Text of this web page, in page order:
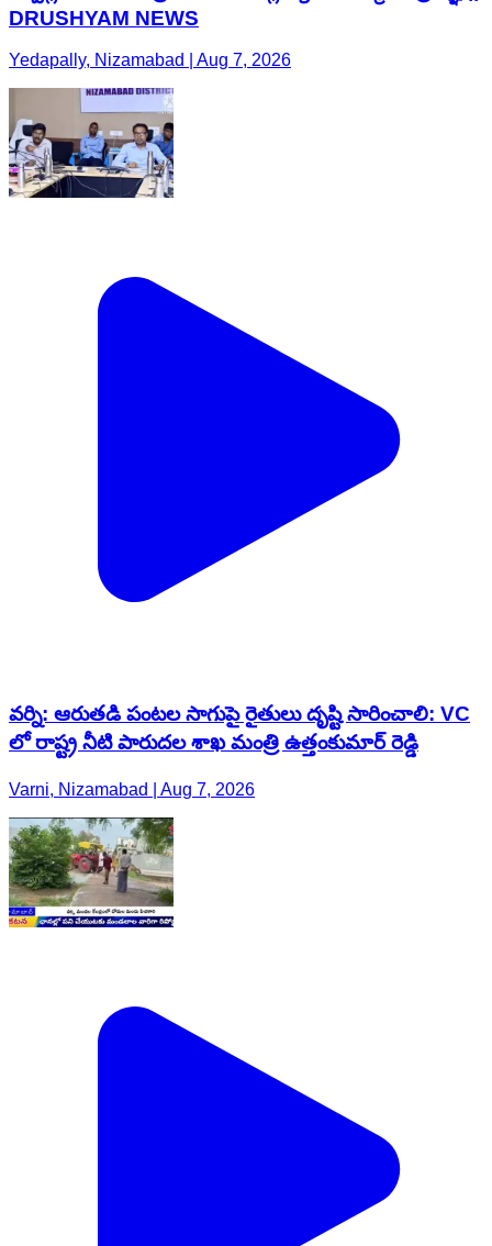
DRUSHYAM NEWS
Yedapally, Nizamabad | Aug 7, 2026
వర్ని: ఆరుతడి పంటల సాగుపై రైతులు దృష్టి సారించాలి: VC
లో రాష్ట్ర నీటి పారుదల శాఖ మంత్రి ఉత్తంకుమార్ రెడ్డి
Varni, Nizamabad | Aug 7, 2026